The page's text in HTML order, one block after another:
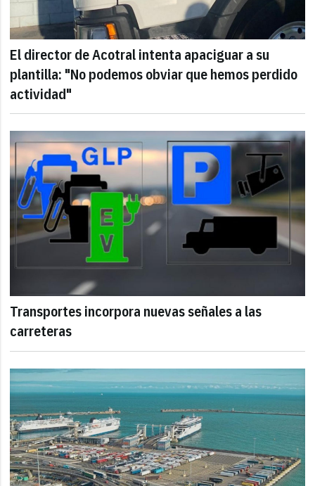
El director de Acotral intenta apaciguar a su
plantilla: "No podemos obviar que hemos perdido
actividad"
Transportes incorpora nuevas señales a las
carreteras